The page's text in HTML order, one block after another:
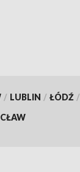
/ LUBLIN / ŁÓDŹ /